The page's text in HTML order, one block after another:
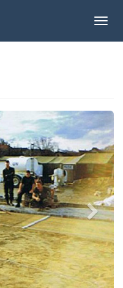
Next